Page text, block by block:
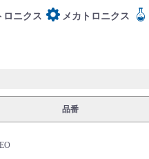
・用語集
ロニクス メカトロニクス
品番